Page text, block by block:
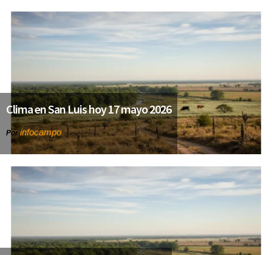
Clima en San Luis hoy 17 mayo 2026
Porinfocampo